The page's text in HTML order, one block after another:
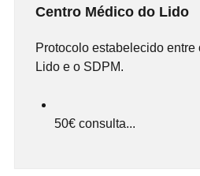
Centro Médico do Lido
Protocolo estabelecido
Lido e o SDPM.
50€ consulta...